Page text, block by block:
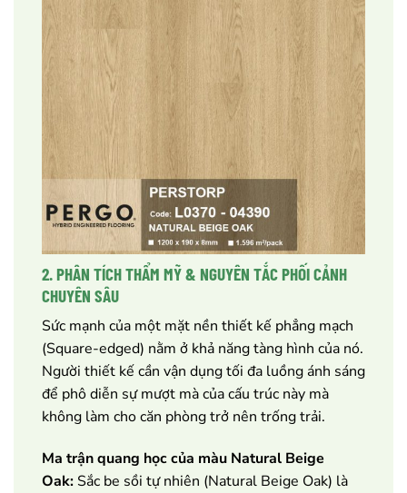
2. PHÂN TÍCH THẨM MỸ & NGUYÊN TẮC PHỐI CẢNH
CHUYÊN SÂU
Sức mạnh của một mặt nền thiết kế phẳng mạch
(Square-edged) nằm ở khả năng tàng hình của nó.
Người thiết kế cần vận dụng tối đa luồng ánh sáng
để phô diễn sự mượt mà của cấu trúc này mà
không làm cho căn phòng trở nên trống trải.
Ma trận quang học của màu Natural Beige
Oak: Sắc be sồi tự nhiên (Natural Beige Oak) là